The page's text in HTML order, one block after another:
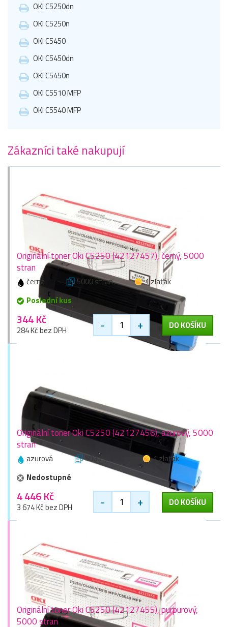
OKI C5250dn
OKI C5250n
OKI C5450
OKI C5450dn
OKI C5450n
OKI C5510 MFP
OKI C5540 MFP
Zákazníci také nakupují
Originální toner Oki C5250 (42127457), černý, 5000
stran
černá 5000 stran
1 zlaťák
Poslední kus
344 Kč
284 Kč bez DPH - + DO KOŠÍKU
Originální toner Oki C5250 (42127456), azurový, 5000
stran
azurová 5000 stran
1 zlaťák
Nedostupné
4 446 Kč
3 674 Kč bez DPH - + DO KOŠÍKU
Originální toner Oki C5250 (42127455), purpurový,
5000 stran